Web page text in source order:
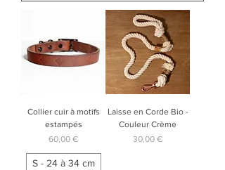
Collier cuir à motifs
estampés
Prix
60,00 €
S - 24 à 34 cm
Laisse en Corde Bio -
Couleur Crème
Prix
30,00 €